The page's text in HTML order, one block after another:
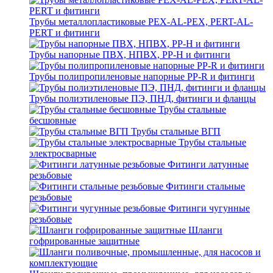
Трубы металлопластиковые PEX-AL-PEX, PERT-AL-
PERT и фитинги
Трубы напорные ПВХ, НПВХ, PP-H и фитинги
Трубы полипропиленовые напорные PP-R и фитинги
Трубы полиэтиленовые ПЭ, ПНД, фитинги и фланцы
Трубы стальные
бесшовные
Трубы стальные ВГП
Трубы стальные
электросварные
Фитинги латунные
резьбовые
Фитинги стальные
резьбовые
Фитинги чугунные
резьбовые
Шланги
гофрированные защитные